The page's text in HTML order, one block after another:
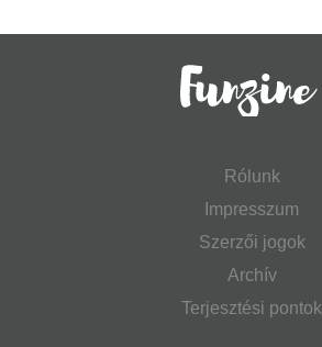
Rólunk
Impresszum
Szerzői jogok
Archív
Terjesztési pontok